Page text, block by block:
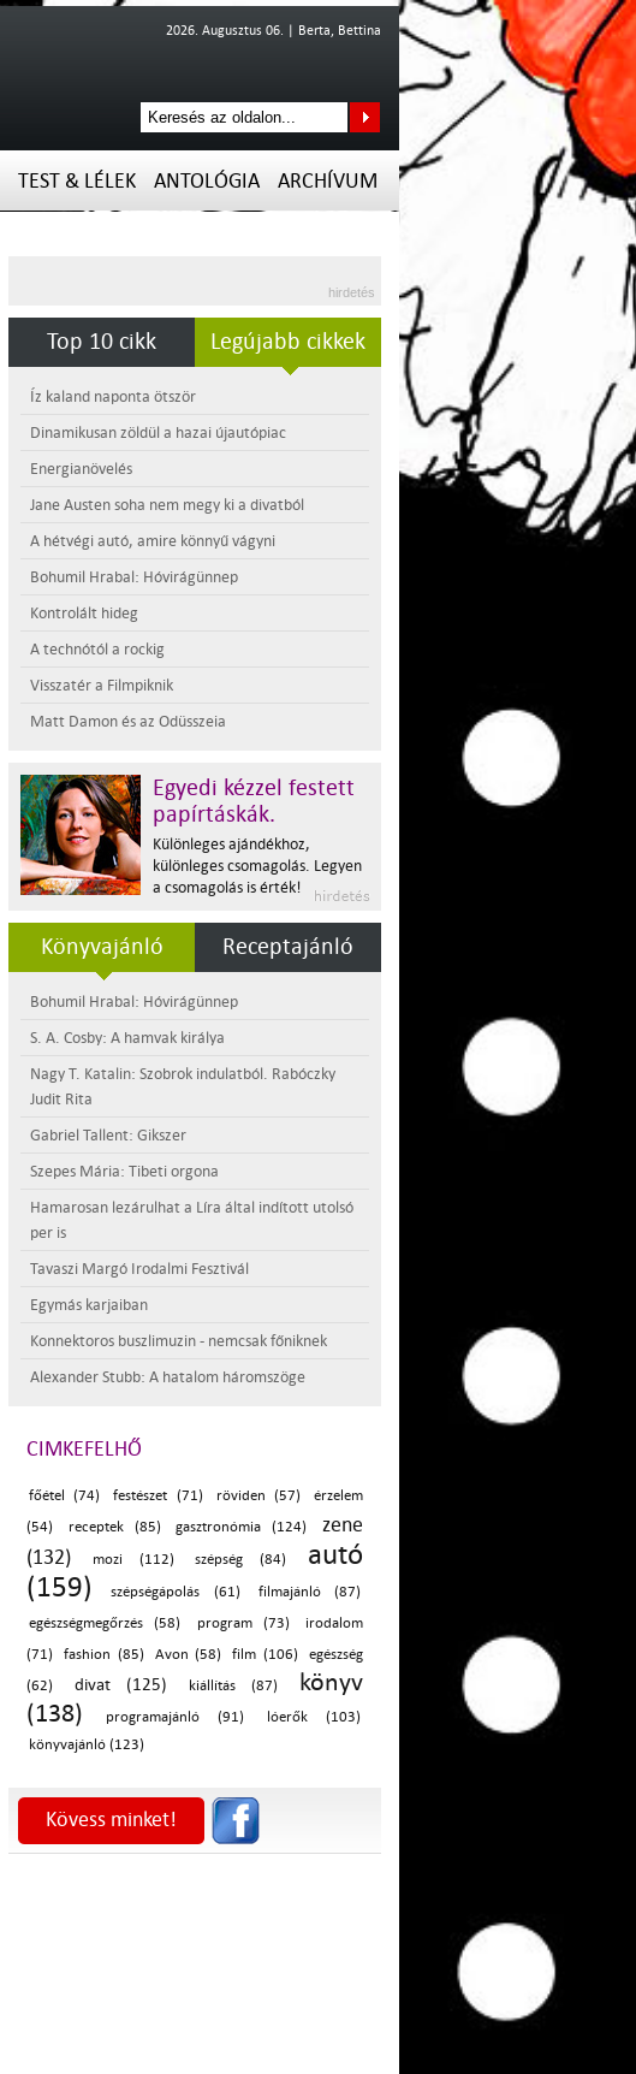
2026. Augusztus 06. | Berta, Bettina
TEST & LÉLEK ANTOLÓGIA ARCHÍVUM
hirdetés
Top 10 cikk Legújabb cikkek
Íz kaland naponta ötször
Dinamikusan zöldül a hazai újautópiac
Energianövelés
Jane Austen soha nem megy ki a divatból
A hétvégi autó, amire könnyű vágyni
Bohumil Hrabal: Hóvirágünnep
Kontrolált hideg
A technótól a rockig
Visszatér a Filmpiknik
Matt Damon és az Odüsszeia
Egyedi kézzel festett
papírtáskák.
Különleges ajándékhoz,
különleges csomagolás. Legyen
a csomagolás is érték!
Könyvajánló Receptajánló
Bohumil Hrabal: Hóvirágünnep
S. A. Cosby: A hamvak királya
Nagy T. Katalin: Szobrok indulatból. Rabóczky
Judit Rita
Gabriel Tallent: Gikszer
Szepes Mária: Tibeti orgona
Hamarosan lezárulhat a Líra által indított utolsó
per is
Tavaszi Margó Irodalmi Fesztivál
Egymás karjaiban
Konnektoros buszlimuzin - nemcsak főniknek
Alexander Stubb: A hatalom háromszöge
CIMKEFELHŐ
főétel (74) festészet (71) röviden (57)
érzelem
(54)
receptek (85) gasztronómia (124)
zene
(132)
mozi (112) szépség (84)
autó
(159)
szépségápolás (61)
filmajánló (87)
egészségmegőrzés (58)
program (73)
irodalom
(71)
fashion (85) Avon (58) film (106)
egészség
(62)
divat (125) kiállítás (87)
könyv
(138)
programajánló (91)
lóerők (103)
könyvajánló (123)
Kövess minket!